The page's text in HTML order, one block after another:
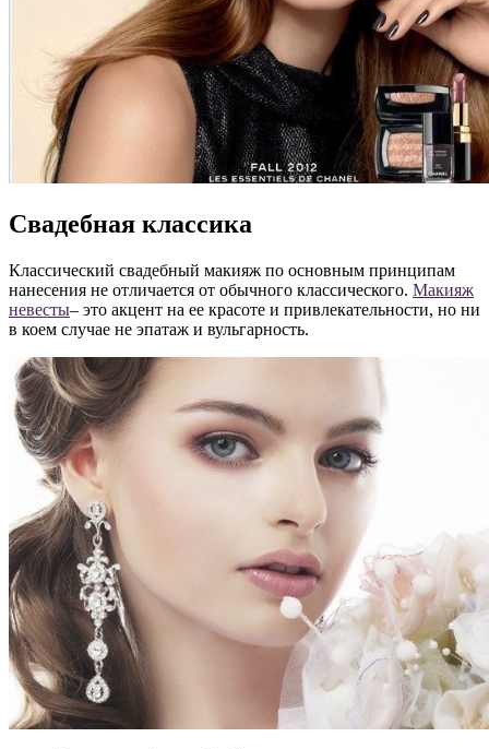
Свадебная классика
Классический свадебный макияж по основным принципам
нанесения не отличается от обычного классического. Макияж
невесты– это акцент на ее красоте и привлекательности, но ни
в коем случае не эпатаж и вульгарность.